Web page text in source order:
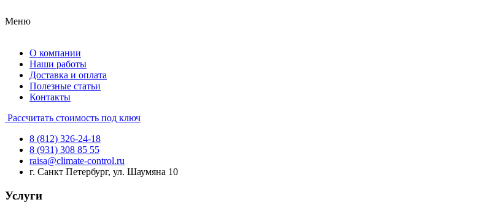
Меню
О компании
Наши работы
Доставка и оплата
Полезные статьи
Контакты
Рассчитать стоимость под ключ
8 (812) 326-24-18
8 (931) 308 85 55
raisa@climate-control.ru
г. Санкт Петербург, ул. Шаумяна 10
Услуги